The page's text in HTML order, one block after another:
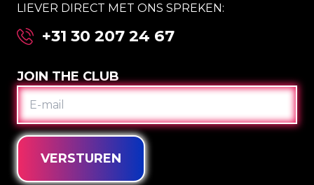
LIEVER DIRECT MET ONS SPREKEN:
+31 30 207 24 67
JOIN THE CLUB
E-
MAIL
VERSTUREN